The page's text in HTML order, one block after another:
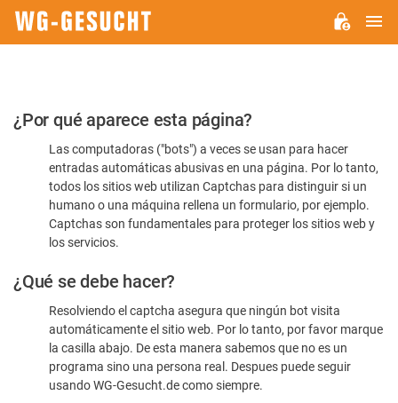
Por
favor,
confirme
humano
¿Por qué aparece esta página?
Las computadoras ("bots") a veces se usan para hacer
entradas automáticas abusivas en una página. Por lo tanto,
todos los sitios web utilizan Captchas para distinguir si un
humano o una máquina rellena un formulario, por ejemplo.
Captchas son fundamentales para proteger los sitios web y
los servicios.
¿Qué se debe hacer?
Resolviendo el captcha asegura que ningún bot visita
automáticamente el sitio web. Por lo tanto, por favor marque
la casilla abajo. De esta manera sabemos que no es un
programa sino una persona real. Despues puede seguir
usando WG-Gesucht.de como siempre.